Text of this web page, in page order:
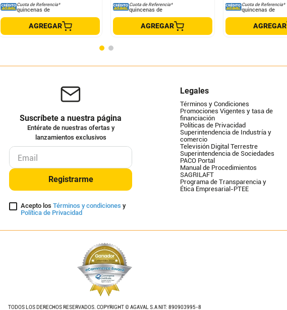
Cuota de Referencia*
quincenas de
AGREGAR
Cuota de Referencia*
quincenas de
AGREGAR
Cuota de Referencia*
quincenas de
AGREGAR
Suscríbete a nuestra página
Entérate de nuestras ofertas y
lanzamientos exclusivos
Registrarme
Acepto los Términos y condiciones y
Política de Privacidad
Legales
Términos y Condiciones
Promociones Vigentes y tasa de
financiación
Políticas de Privacidad
Superintendencia de Industría y
comercio
Televisión Digital Terrestre
Superintendencia de Sociedades
PACO Portal
Manual de Procedimientos
SAGRILAFT
Programa de Transparencia y
Ética Empresarial-PTEE
TODOS LOS DERECHOS RESERVADOS. COPYRIGHT © AGAVAL S.A NIT: 890903995-8